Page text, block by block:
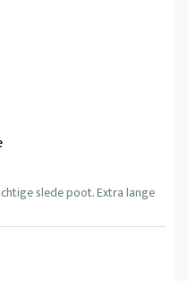
slede poot. Extra lange